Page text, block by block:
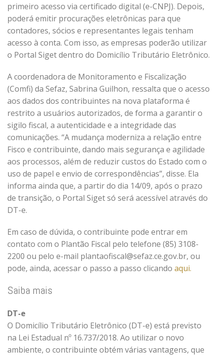
primeiro acesso via certificado digital (e-CNPJ). Depois,
poderá emitir procurações eletrônicas para que
contadores, sócios e representantes legais tenham
acesso à conta. Com isso, as empresas poderão utilizar
o Portal Siget dentro do Domicílio Tributário Eletrônico.
A coordenadora de Monitoramento e Fiscalização
(Comfi) da Sefaz, Sabrina Guilhon, ressalta que o acesso
aos dados dos contribuintes na nova plataforma é
restrito a usuários autorizados, de forma a garantir o
sigilo fiscal, a autenticidade e a integridade das
comunicações. “A mudança moderniza a relação entre
Fisco e contribuinte, dando mais segurança e agilidade
aos processos, além de reduzir custos do Estado com o
uso de papel e envio de correspondências”, disse. Ela
informa ainda que, a partir do dia 14/09, após o prazo
de transição, o Portal Siget só será acessível através do
DT-e.
Em caso de dúvida, o contribuinte pode entrar em
contato com o Plantão Fiscal pelo telefone (85) 3108-
2200 ou pelo e-mail plantaofiscal@sefaz.ce.gov.br, ou
pode, ainda, acessar o passo a passo clicando aqui.
Saiba mais
DT-e
O Domicílio Tributário Eletrônico (DT-e) está previsto
na Lei Estadual nº 16.737/2018. Ao utilizar o novo
ambiente, o contribuinte obtém várias vantagens, que